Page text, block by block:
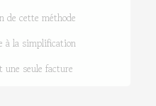
de cette méthode
à la simplification
une seule facture